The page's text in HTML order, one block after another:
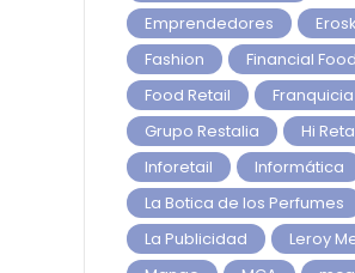
Emprendedores
Fashion
Financial Food
Food Retail
Franquicia
Grupo Restalia
Hi
Inforetail
Informática
La Botica de los Perfumes
La Publicidad
Leroy